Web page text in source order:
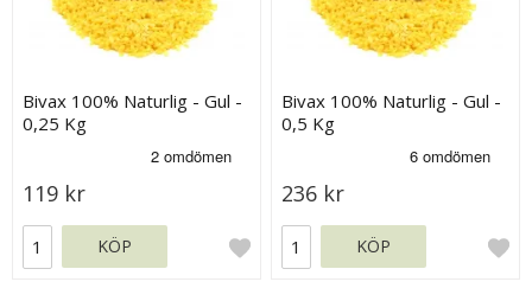
Bivax 100% Naturlig - Gul -
0,25 Kg
119 kr
KÖP
Bivax 100% Naturlig - Gul -
0,5 Kg
236 kr
KÖP